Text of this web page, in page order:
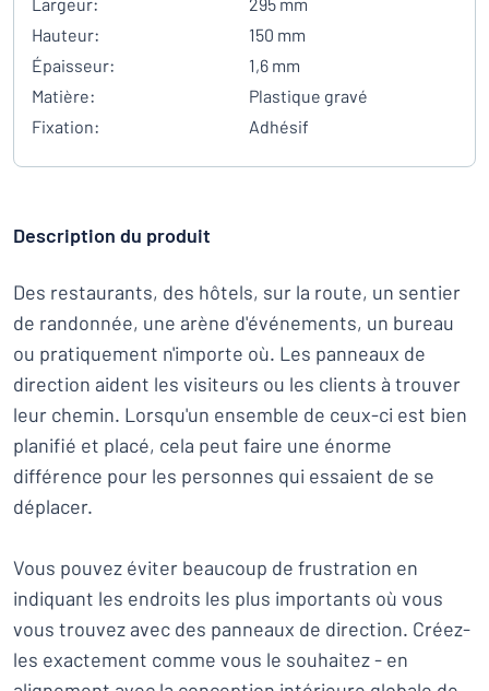
Hauteur:
150 mm
Épaisseur:
1,6 mm
Matière:
Plastique gravé
Fixation:
Adhésif
Description du produit
Des restaurants, des hôtels, sur la route, un sentier
de randonnée, une arène d'événements, un bureau
ou pratiquement n'importe où. Les panneaux de
direction aident les visiteurs ou les clients à trouver
leur chemin. Lorsqu'un ensemble de ceux-ci est bien
planifié et placé, cela peut faire une énorme
différence pour les personnes qui essaient de se
déplacer.
Vous pouvez éviter beaucoup de frustration en
indiquant les endroits les plus importants où vous
vous trouvez avec des panneaux de direction. Créez-
les exactement comme vous le souhaitez - en